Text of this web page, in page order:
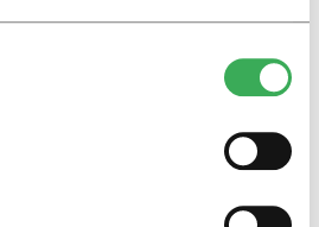
traagheid in dit verband wel
een plaag. De EU kan zorgen
volatiliteit van de landelijke